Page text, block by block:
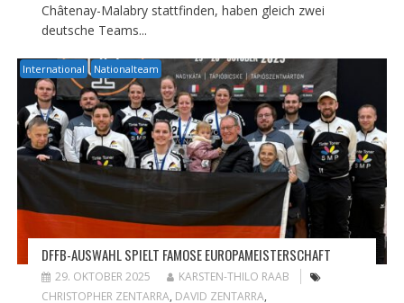
Châtenay-Malabry stattfinden, haben gleich zwei
deutsche Teams...
International Nationalteam
DFFB-AUSWAHL SPIELT FAMOSE EUROPAMEISTERSCHAFT
29. OKTOBER 2025
KARSTEN-THILO RAAB
CHRISTOPHER ZENTARRA, DAVID ZENTARRA,